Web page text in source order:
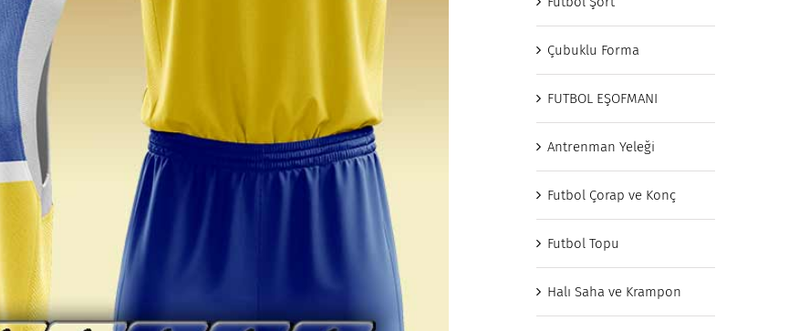
Çubuklu Forma
FUTBOL EŞOFMANI
Antrenman Yeleği
Futbol Çorap ve Konç
Futbol Topu
Halı Saha ve Krampon